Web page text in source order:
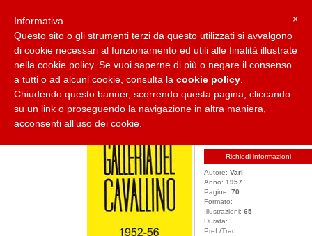
Collane Casa Editrice Carlo Cardazzo
GALLERIA DEL CAVALLINO 1952-56
Richiedi informazioni
Autore: Vari
Anno: 1957
Pagine: 70
Formato:
Illustrazioni: 65
Durata:
Pref./Trad.
×
Informativa
Questo sito o gli strumenti terzi da questo utilizzati si avvalgono
di cookie necessari al funzionamento ed utili alle finalità illustrate
nella cookie policy. Se vuoi saperne di più o negare il consenso
a tutti o ad alcuni cookie, consulta la cookie policy
Chiudendo questo banner, scorrendo questa pagina, cliccando
su un link o proseguendo la navigazione in altra maniera,
acconsenti all’uso dei cookie.